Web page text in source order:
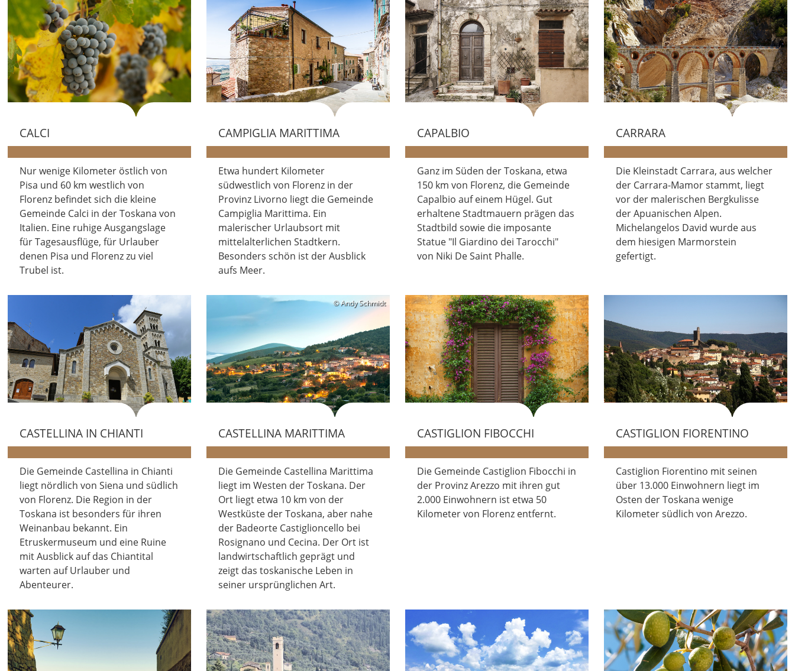
CALCI
Nur wenige Kilometer östlich von
Pisa und 60 km westlich von
Florenz befindet sich die kleine
Gemeinde Calci in der Toskana von
Italien. Eine ruhige Ausgangslage
für Tagesausflüge, für Urlauber
denen Pisa und Florenz zu viel
Trubel ist.
CAMPIGLIA MARITTIMA
Etwa hundert Kilometer
südwestlich von Florenz in der
Provinz Livorno liegt die Gemeinde
Campiglia Marittima. Ein
malerischer Urlaubsort mit
mittelalterlichen Stadtkern.
Besonders schön ist der Ausblick
aufs Meer.
CAPALBIO
Ganz im Süden der Toskana, etwa
150 km von Florenz, die Gemeinde
Capalbio auf einem Hügel. Gut
erhaltene Stadtmauern prägen das
Stadtbild sowie die imposante
Statue "Il Giardino dei Tarocchi"
von Niki De Saint Phalle.
CARRARA
Die Kleinstadt Carrara, aus welcher
der Carrara-Mamor stammt, liegt
vor der malerischen Bergkulisse
der Apuanischen Alpen.
Michelangelos David wurde aus
dem hiesigen Marmorstein
gefertigt.
CASTELLINA IN CHIANTI
Die Gemeinde Castellina in Chianti
liegt nördlich von Siena und südlich
von Florenz. Die Region in der
Toskana ist besonders für ihren
Weinanbau bekannt. Ein
Etruskermuseum und eine Ruine
mit Ausblick auf das Chiantital
warten auf Urlauber und
Abenteurer.
© Andy Schmidt
CASTELLINA MARITTIMA
Die Gemeinde Castellina Marittima
liegt im Westen der Toskana. Der
Ort liegt etwa 10 km von der
Westküste der Toskana, aber nahe
der Badeorte Castiglioncello bei
Rosignano und Cecina. Der Ort ist
landwirtschaftlich geprägt und
zeigt das toskanische Leben in
seiner ursprünglichen Art.
CASTIGLION FIBOCCHI
Die Gemeinde Castiglion Fibocchi in
der Provinz Arezzo mit ihren gut
2.000 Einwohnern ist etwa 50
Kilometer von Florenz entfernt.
CASTIGLION FIORENTINO
Castiglion Fiorentino mit seinen
über 13.000 Einwohnern liegt im
Osten der Toskana wenige
Kilometer südlich von Arezzo.